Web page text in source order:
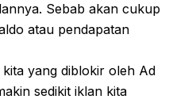
Sebab akan cukup
atau pendapatan
yang diblokir oleh Ad
sedikit iklan kita